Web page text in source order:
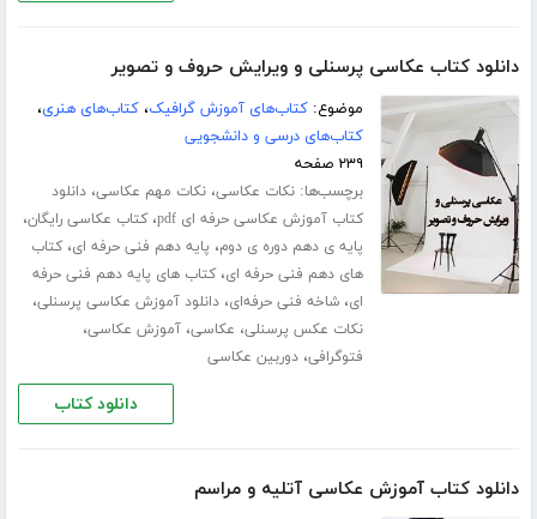
دانلود کتاب عکاسی پرسنلی و ویرایش حروف و تصویر
موضوع:کتاب‌های آموزش گرافیک،کتاب‌های هنری،
کتاب‌های درسی و دانشجویی
۲۳۹ صفحه
برچسب‌ها:نکات عکاسی،نکات مهم عکاسی،دانلود
کتاب آموزش عکاسی حرفه ای pdf
،کتاب عکاسی رایگان،
پایه ی دهم دوره ی دوم، پایه دهم فنی حرفه ای،کتاب
های دهم فنی حرفه ای،کتاب های پایه دهم فنی حرفه
ای،شاخه فنی حرفه‌ای،دانلود آموزش عکاسی پرسنلی،
نکات عکس پرسنلی، عکاسی،آموزش عکاسی،
فتوگرافی،دوربین عکاسی
دانلود کتاب
دانلود کتاب آموزش عکاسی آتلیه و مراسم